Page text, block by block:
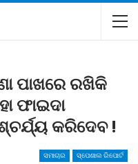
ପାଖରେ ରଖିକି
ଫାଇଦା
କରିଦେବ !
ସମାଚାର ସ୍ପେଶାଲ ରିପୋର୍ଟ